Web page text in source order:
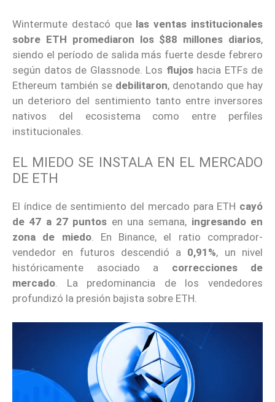
Wintermute destacó que las ventas institucionales
sobre ETH promediaron los $88 millones diarios,
siendo el período de salida más fuerte desde febrero
según datos de Glassnode. Los flujos hacia ETFs de
Ethereum también se debilitaron, denotando que hay
un deterioro del sentimiento tanto entre inversores
nativos del ecosistema como entre perfiles
institucionales.
EL MIEDO SE INSTALA EN EL MERCADO
DE ETH
El índice de sentimiento del mercado para ETH cayó
de 47 a 27 puntos en una semana, ingresando en
zona de miedo. En Binance, el ratio comprador-
vendedor en futuros descendió a 0,91%, un nivel
históricamente asociado a correcciones de
mercado. La predominancia de los vendedores
profundizó la presión bajista sobre ETH.